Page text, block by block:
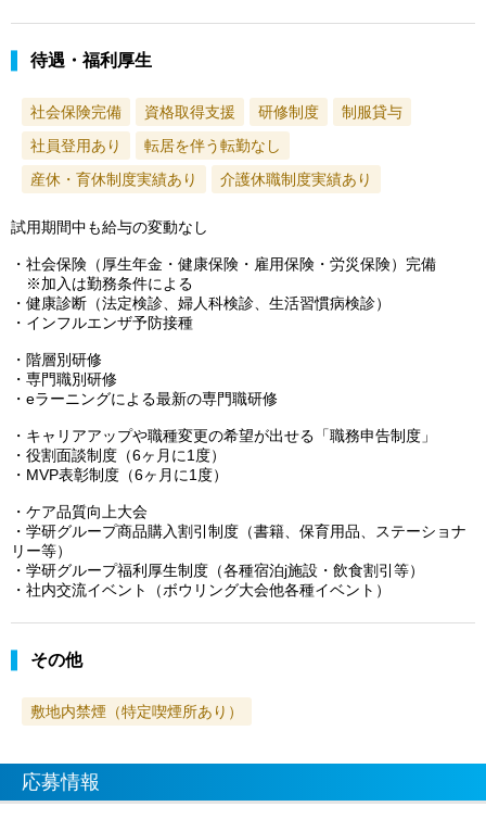
待遇・福利厚生
社会保険完備 資格取得支援 研修制度
制服貸与
社員登用あり
転居を伴う転勤なし
産休・育休制度実績あり
介護休職制度実績あり
試用期間中も給与の変動なし
・社会保険（厚生年金・健康保険・雇用保険・労災保険）完備
※加入は勤務条件による
・健康診断（法定検診、婦人科検診、生活習慣病検診）
・インフルエンザ予防接種
・階層別研修
・専門職別研修
・eラーニングによる最新の専門職研修
・キャリアアップや職種変更の希望が出せる「職務申告制度」
・役割面談制度（6ヶ月に1度）
・MVP表彰制度（6ヶ月に1度）
・ケア品質向上大会
・学研グループ商品購入割引制度（書籍、保育用品、ステーショナ
リー等）
・学研グループ福利厚生制度（各種宿泊j施設・飲食割引等）
・社内交流イベント（ボウリング大会他各種イベント）
その他
敷地内禁煙（特定喫煙所あり）
応募情報